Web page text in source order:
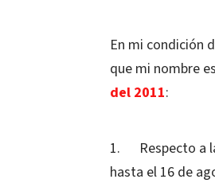
En mi condición
que mi nombre
del 2011:
1. Respecto a
hasta el 16 de